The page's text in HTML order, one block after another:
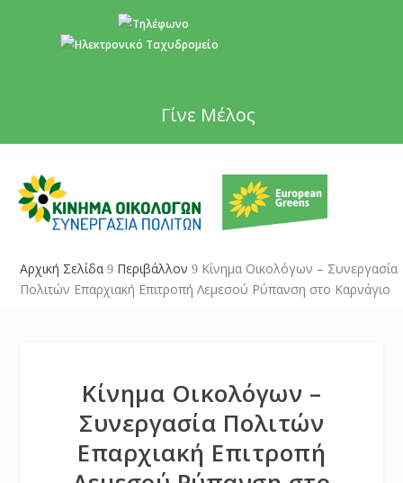
Γίνε Μέλος
Αρχική Σελίδα 9 Περιβάλλον 9 Κίνημα Οικολόγων – Συνεργασία
Πολιτών Επαρχιακή Επιτροπή Λεμεσού Ρύπανση στο Καρνάγιο
Κίνημα Οικολόγων –
Συνεργασία Πολιτών
Επαρχιακή Επιτροπή